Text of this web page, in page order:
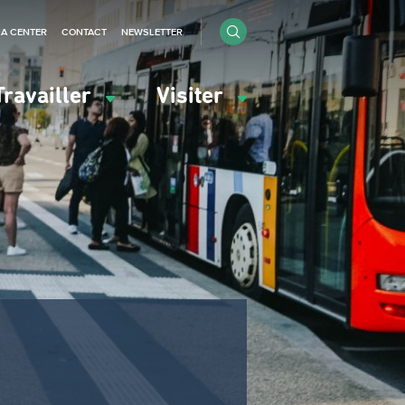
Visiter
CENTER CONTACT NEWSLETTER